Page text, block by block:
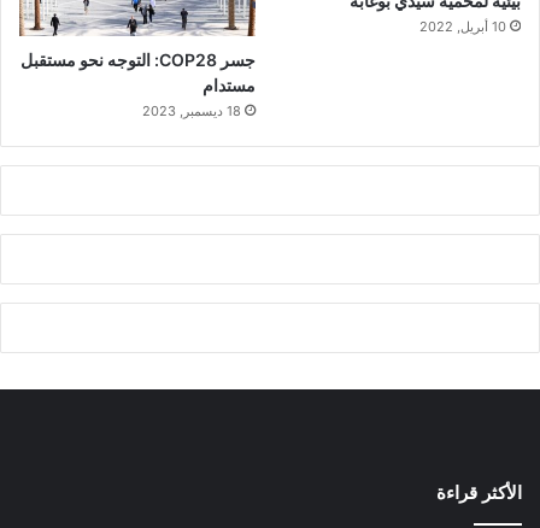
10 أبريل, 2022
جسر COP28: التوجه نحو مستقبل
مستدام
18 ديسمبر, 2023
الأكثر قراءة